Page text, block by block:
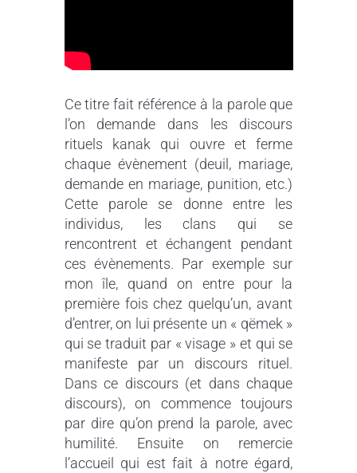
Ce titre fait référence à la parole que
l’on demande dans les discours
rituels kanak qui ouvre et ferme
chaque évènement (deuil, mariage,
demande en mariage, punition, etc.)
Cette parole se donne entre les
individus, les clans qui se
rencontrent et échangent pendant
ces évènements. Par exemple sur
mon île, quand on entre pour la
première fois chez quelqu’un, avant
d’entrer, on lui présente un « qëmek »
qui se traduit par « visage » et qui se
manifeste par un discours rituel.
Dans ce discours (et dans chaque
discours), on commence toujours
par dire qu’on prend la parole, avec
humilité. Ensuite on remercie
l’accueil qui est fait à notre égard,